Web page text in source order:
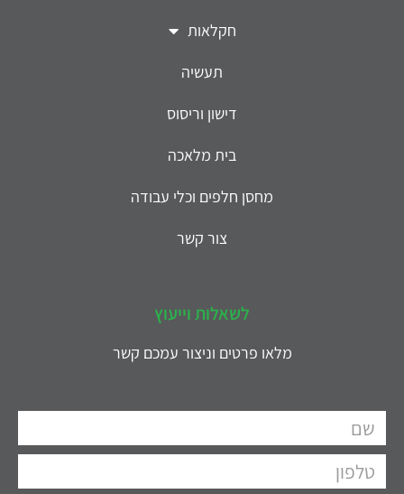
חקלאות
תעשיה
דישון וריסוס
בית מלאכה
מחסן חלפים וכלי עבודה
צור קשר
לשאלות וייעוץ
מלאו פרטים וניצור עמכם קשר